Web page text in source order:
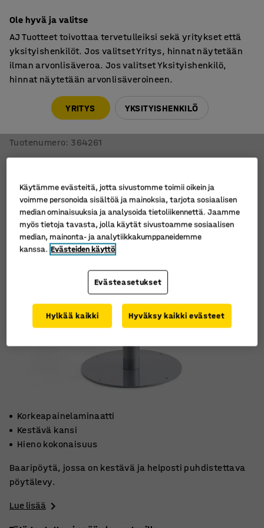
Pyöreä pöytä Alva
Tuotenumero: 364261
Korkeapainelaminaatti
Kestävä kansi
Hieno kokonaisuus
Baaripöytä, jossa on kestävä ja helposti puhdistettava
pöytälevy.
Lue lisää
Ole hyvä ja valitse
AJ Tuotteet toivottaa tervetulleiksi sekä yritykset että
yksityishenkilöt. Jos valitset Yritys, hinnat näytetään
ilman arvonlisäveroa. Jos valitset Yksityishenkilö,
hinnat näytetään arvonlisäveroineen.
YRITYS YKSITYISHENKILÖ
Käytämme evästeitä, jotta sivustomme toimii oikein ja
voimme personoida sisältöä ja mainoksia, tarjota sosiaalisen
median ominaisuuksia ja analysoida tietoliikennettä. Jaamme
myös tietoja tavasta, jolla käytät sivustoamme sosiaalisen
median, mainonta- ja analytiikkakumppaneidemme
kanssa. Evästeiden käyttö
Evästeasetukset
Hylkää kaikki Hyväksy kaikki evästeet